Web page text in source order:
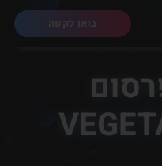
בואו לקפה